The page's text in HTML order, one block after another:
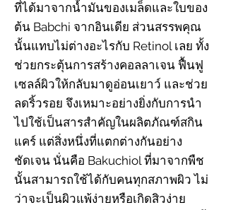
ที่ได้มาจากน้ำมันของเมล็ดและใบของ
ต้น Babchi จากอินเดีย ส่วนสรรพคุณ
นั้นแทบไม่ต่างอะไรกับ Retinol เลย ทั้ง
ช่วยกระตุ้นการสร้างคอลลาเจน ฟื้นฟู
เซลล์ผิวให้กลับมาดูอ่อนเยาว์ และช่วย
ลดริ้วรอย จึงเหมาะอย่างยิ่งกับการนำ
ไปใช้เป็นสารสำคัญในผลิตภัณฑ์สกิน
แคร์ แต่สิ่งหนึ่งที่แตกต่างกันอย่าง
ชัดเจน นั่นคือ Bakuchiol ที่มาจากพืช
นั้นสามารถใช้ได้กับคนทุกสภาพผิว ไม่
ว่าจะเป็นผิวแพ้ง่ายหรือเกิดสิวง่าย